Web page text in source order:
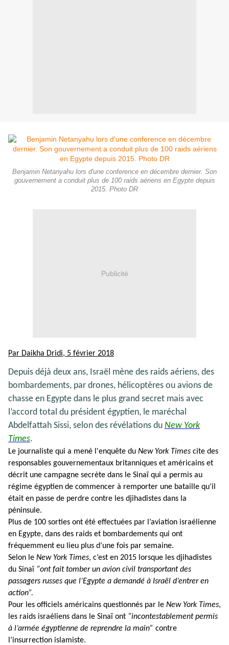
Benjamin Netanyahu lors d'une conference en décembre dernier. Son
gouvernement a conduit plus de 100 raids aériens en Egypte depuis
2015. Photo DR
Publicité
Par Daikha Dridi, 5 février 2018
Depuis déjà deux ans, Israël mène des raids aériens, des
bombardements, par drones, hélicoptères ou avions de
chasse en Egypte dans le plus grand secret mais avec
l’accord total du président égyptien, le maréchal
Abdelfattah Sissi, selon des révélations du New York
Times.
Le journaliste qui a mené l'enquête du New York Times cite des
responsables gouvernementaux britanniques et américains et
décrit une campagne secrète dans le Sinaï qui a permis au
régime égyptien de commencer à remporter une bataille qu’il
était en passe de perdre contre les djihadistes dans la
péninsule.
Plus de 100 sorties ont été effectuées par l’aviation israélienne
en Egypte, dans des raids et bombardements qui ont
fréquemment eu lieu plus d’une fois par semaine.
Selon le New York Times, c’est en 2015 lorsque les djihadistes
du Sinaï “ont fait tomber un avion civil transportant des
passagers russes que l’Egypte a demandé à Israël d’entrer en
action”.
Pour les officiels américains questionnés par le New York Times,
les raids israéliens dans le Sinaï ont “incontestablement permis
à l’armée égyptienne de reprendre la main” contre
l’insurrection islamiste.